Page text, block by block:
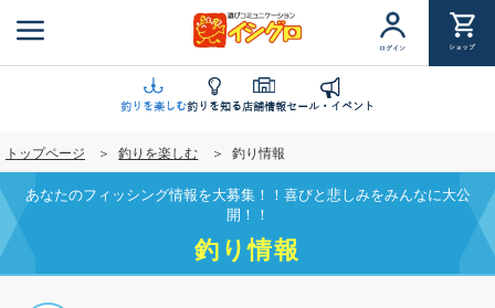
ン
に
移
動
ログイン ショップ
釣りを楽しむ釣りを知る店舗情報セール・イベント
トップページ 釣りを楽しむ 釣り情報
あなたのフィッシング情報を大募集！！喜びと悲しみをみんなに大公
開！！
釣り情報